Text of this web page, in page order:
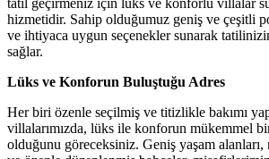
hizmetidir. Sahip olduğumuz geniş ve çeşitli
ve ihtiyaca uygun seçenekler sunarak
sağlar.
Lüks ve Konforun Buluştuğu Adres
Her biri özenle seçilmiş ve titizlikle bakımı
villalarımızda, lüks ile konforun mükemmel
olduğunu göreceksiniz. Geniş yaşam alanları,